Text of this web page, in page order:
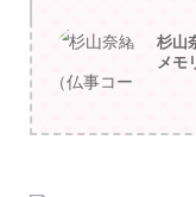
杉山
メモ